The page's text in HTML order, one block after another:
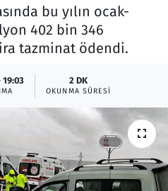
bu yılın ocak-
402 bin 346
tazminat ödendi.
19:03 2 DK
OKUNMA SÜRESI